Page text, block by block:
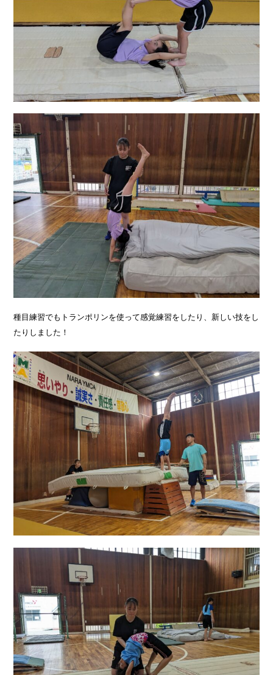
種目練習でもトランポリンを使って感覚練習をしたり、新しい技をし
たりしました！